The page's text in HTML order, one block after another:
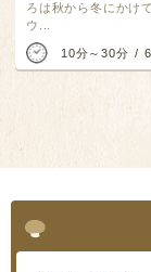
ろは秋から冬にかけ
ウ...
10分～30分